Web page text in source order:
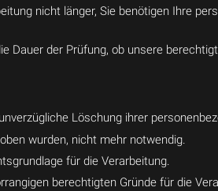
nicht länger, Sie benötigen Ihre
Dauer der Prüfung, ob unsere
Löschung ihrer
wurden, nicht mehr notwendig.
für die Verarbeitung.
berechtigten Gründe für die